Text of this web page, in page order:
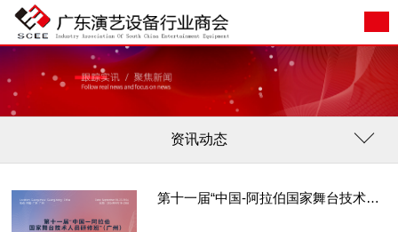
资讯动态
第十一届“中国-阿拉伯国家舞台技术人员研修班”（广州）开班仪式成功举行！